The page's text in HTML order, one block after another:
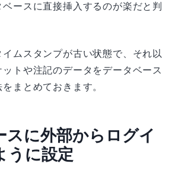
ースに直接挿入するのが楽だと判
ムスタンプが古い状態で、それ以
トや注記のデータをデータベース
まとめておきます。
スに外部からログイ
うに設定